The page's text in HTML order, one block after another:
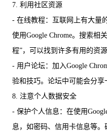
7. 利用社区资源
- 在线教程：互联网上有大量
使用Google Chrome。搜索相
程”，可以找到许多有用的资源
- 用户论坛：加入Google
验和技巧。论坛中可能会分享
8. 注意个人数据安全
- 保护个人信息：在使用
息，如密码、信用卡信息等